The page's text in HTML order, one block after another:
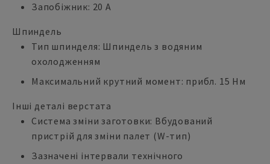
Запобіжник: 20 А
Шпиндель
Тип шпинделя: Шпиндель з водяним
охолодженням
Максимальний крутний момент: прибл. 15 Нм
Інші деталі верстата
Система зміни заготовки: Вбудований
пристрій для зміни палет (W-тип)
Зазначені інтервали технічного